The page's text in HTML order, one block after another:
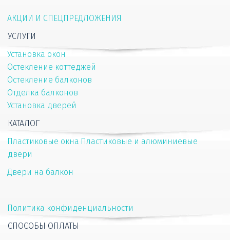
АКЦИИ И СПЕЦПРЕДЛОЖЕНИЯ
УСЛУГИ
Установка окон
Остекление коттеджей
Остекление балконов
Отделка балконов
Установка дверей
КАТАЛОГ
Пластиковые окна Пластиковые и алюминиевые
двери
Двери на балкон
Политика конфиденциальности
СПОСОБЫ ОПЛАТЫ